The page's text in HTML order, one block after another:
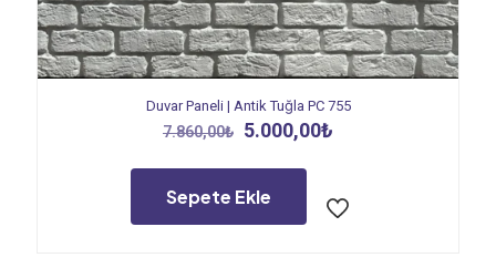
Duvar Paneli | Antik Tuğla PC 755
7.860,00₺ Orijinal
7.860,00₺.
5.000,00₺
Sepete Ekle